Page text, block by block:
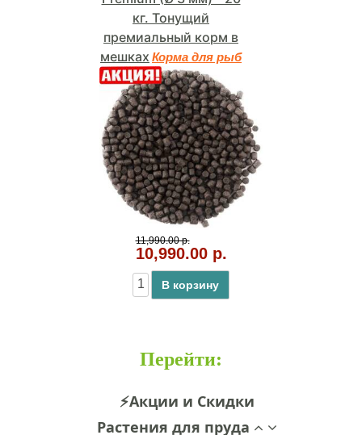
кг. Тонущий
премиальный корм в
мешках Корма для рыб
11,990.00 р.
10,990.00 р.
В корзину
Перейти:
⚡Акции и Скидки
Растения для пруда